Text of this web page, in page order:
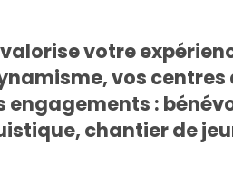
votre
vos centres
engagements :
chantier de